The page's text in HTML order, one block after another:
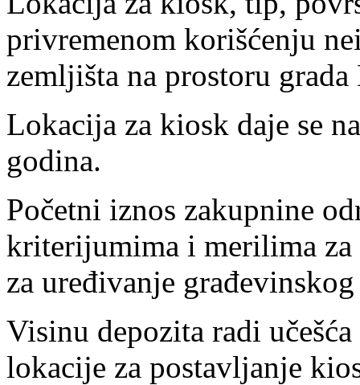
privremenom korišćenju
zemljišta na prostoru grada
Lokacija za kiosk daje se
godina.
Početni iznos zakupnine
kriterijumima i merilima
za uređivanje
Visinu depozita radi
lokacije za postavljanje